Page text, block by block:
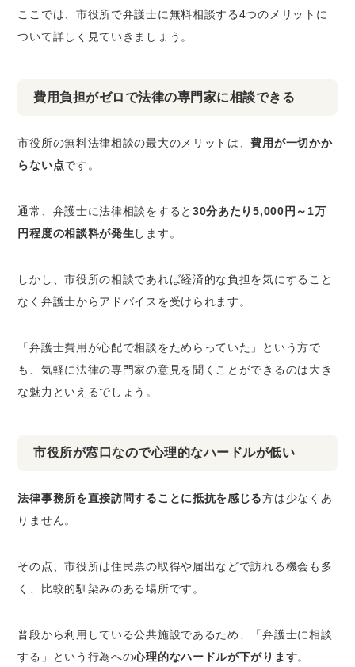
ここでは、市役所で弁護士に無料相談する4つのメリットに
ついて詳しく見ていきましょう。
費用負担がゼロで法律の専門家に相談できる
市役所の無料法律相談の最大のメリットは、費用が一切かか
らない点です。
通常、弁護士に法律相談をすると 30分あたり5,000円～1万
円程度の相談料が発生 します。
しかし、市役所の相談であれば経済的な負担を気にすること
なく弁護士からアドバイスを受けられます。
「弁護士費用が心配で相談をためらっていた」という方で
も、気軽に法律の専門家の意見を聞くことができるのは大き
な魅力といえるでしょう。
市役所が窓口なので心理的なハードルが低い
法律事務所を直接訪問することに抵抗を感じる方は少なくあ
りません。
その点、市役所は住民票の取得や届出などで訪れる機会も多
く、比較的馴染みのある場所です。
普段から利用している公共施設であるため、「弁護士に相談
する」という行為への心理的なハードルが下がります。